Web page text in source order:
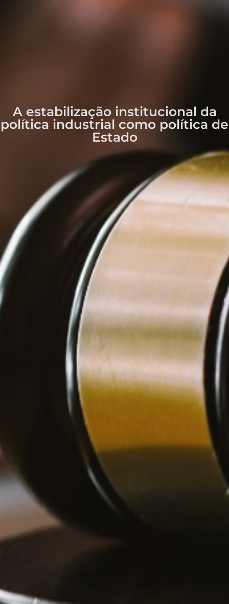
A estabilização institucional da
política industrial como política de
Estado